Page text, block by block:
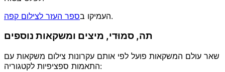
העמיקו בספר העזר לצילום קפה .
תה, סמוּדי, מיצים ומשקאות נוספים
שאר עולם המשקאות פועל לפי אותם עקרונות צילום משקאות עם
התאמות ספציפיות לקטגוריה: